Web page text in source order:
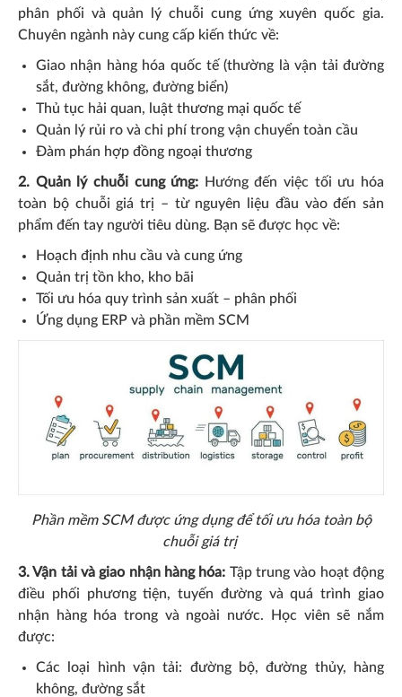
phân phối và quản lý chuỗi cung ứng xuyên quốc gia.
Chuyên ngành này cung cấp kiến thức về:
Giao nhận hàng hóa quốc tế (thường là vận tải đường
sắt, đường không, đường biển)
Thủ tục hải quan, luật thương mại quốc tế
Quản lý rủi ro và chi phí trong vận chuyển toàn cầu
Đàm phán hợp đồng ngoại thương
2. Quản lý chuỗi cung ứng:
Hướng đến việc tối ưu hóa
toàn bộ chuỗi giá trị – từ nguyên liệu đầu vào đến sản
phẩm đến tay người tiêu dùng. Bạn sẽ được học về:
Hoạch định nhu cầu và cung ứng
Quản trị tồn kho, kho bãi
Tối ưu hóa quy trình sản xuất – phân phối
Ứng dụng ERP và phần mềm SCM
Phần mềm SCM được ứng dụng để tối ưu hóa toàn bộ
chuỗi giá trị
3. Vận tải và giao nhận hàng hóa: Tập trung vào hoạt động
điều phối phương tiện, tuyến đường và quá trình giao
nhận hàng hóa trong và ngoài nước. Học viên sẽ nắm
được:
Các loại hình vận tải: đường bộ, đường thủy, hàng
không, đường sắt